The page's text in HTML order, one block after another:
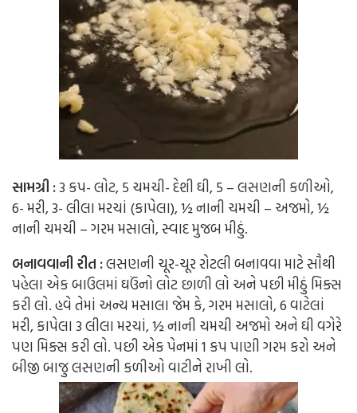
સામગ્રી :3 કપ- લોટ, 5 ચમચી- દેશી ઘી, 5 – લસણની કળીઓ,
6- મરી, 3- લીલા મરચાં (કાપેલા), ½ નાની ચમચી – અજમો, ½
નાની ચમચી – ગરમ મસાલો, સ્વાદ મુજબ મીઠું.
બનાવવાની રીત :લસણની ચૂર-ચૂર રોટલી બનાવવા માટે સૌથી
પહેલા એક બાઉલમાં ઘઉંનો લોટ છાળી લો અને પછી મીઠું મિક્સ
કરી લો. હવે તેમાં અન્ય મસાલા જેમ કે, ગરમ મસાલો, 6 વાટેલાં
મરી, કાપેલા 3 લીલા મરચાં, ½ નાની ચમચી અજમો અને ઘી વગેરે
પણ મિક્સ કરી લો. પછી એક પેનમાં 1 કપ પાણી ગરમ કરો અને
બીજી બાજુ લસણની કળીઓ વાટીને રાખી લો.